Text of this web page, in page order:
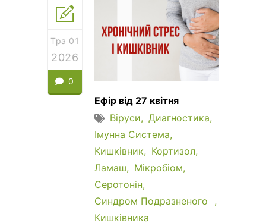
Тра 01
2026
0
Ефір від 27 квітня
Віруси
Диагностика
Імунна Система
Кишківник
Кортизол
Ламаш
Мікробіом
Серотонін
Синдром Подразненого
Кишківника